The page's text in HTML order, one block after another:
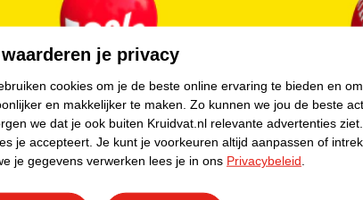
Zo hoef je niet thuis te blijven
deskundig advies krijgt over
Kruidvat
In de winkel
WeCycle
In deze
apparaten.
je privacy
cookies om je de beste online ervaring te bieden en
en makkelijker te maken. Zo kunnen we jou de beste
we dat je ook buiten Kruidvat.nl relevante advertenties ziet.
je accepteert. Je kunt je voorkeuren altijd aanpassen of
je gegevens verwerken lees je in ons Privacybeleid